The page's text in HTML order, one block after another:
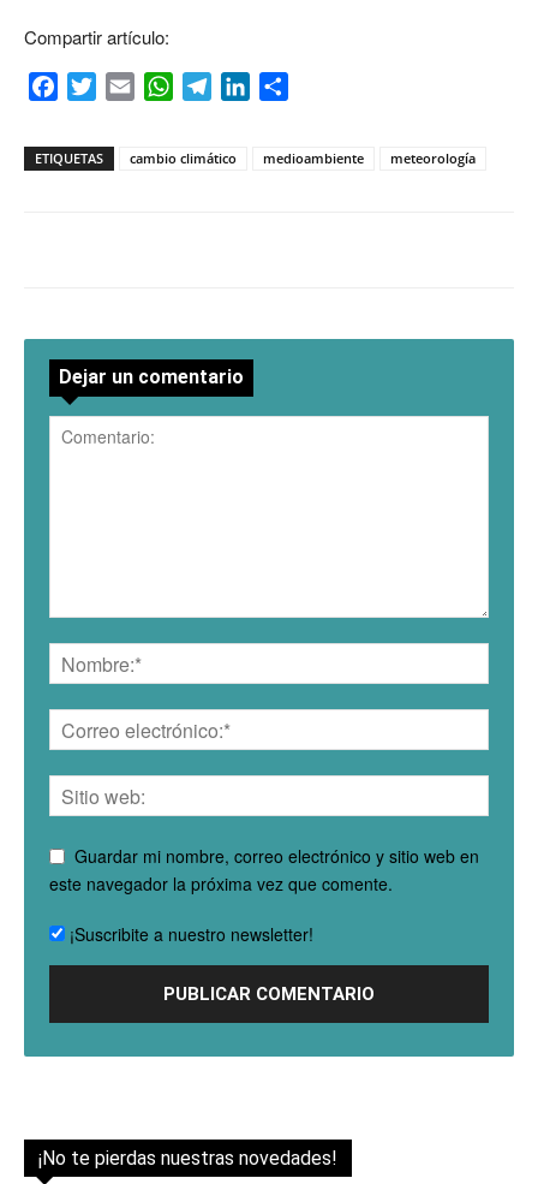
Compartir artículo:
FacebookTwitterEmail WhatsAppTelegramLinkedIn
ETIQUETAS cambio climático medioambiente meteorología
Dejar un comentario
Guardar mi nombre, correo electrónico y sitio web en
este navegador la próxima vez que comente.
¡Suscribite a nuestro newsletter!
¡No te pierdas nuestras novedades!